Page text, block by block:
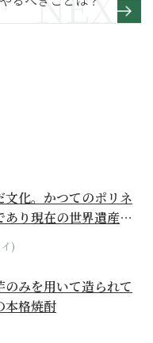
文化。かつてのポリネ
あり現在の世界遺産か
)
のみを用いて造られて
本格焼酎